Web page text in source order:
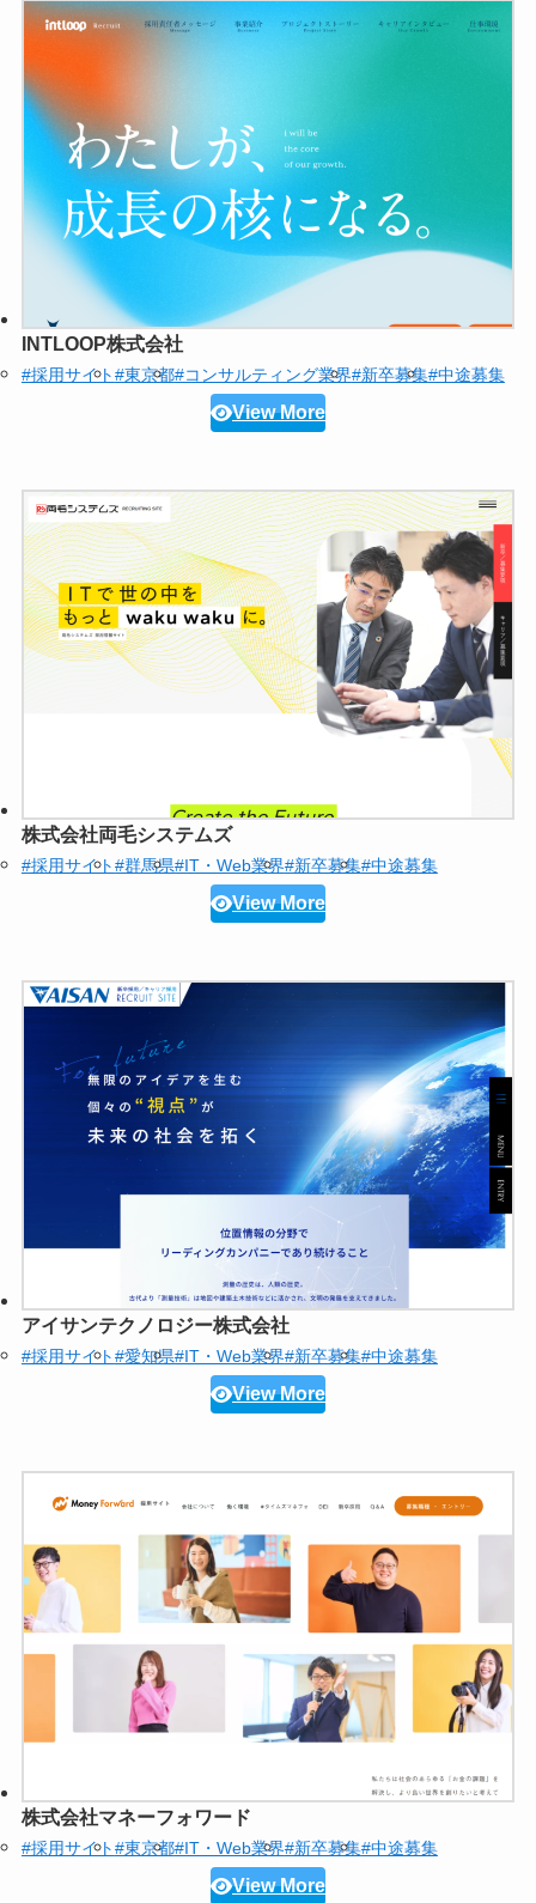
INTLOOP株式会社
#採用サイト#東京都#コンサルティング業界#新卒募集#中途募集
View More
株式会社両毛システムズ
#採用サイト#群馬県#IT・Web業界#新卒募集#中途募集
View More
アイサンテクノロジー株式会社
#採用サイト#愛知県#IT・Web業界#新卒募集#中途募集
View More
株式会社マネーフォワード
#採用サイト#東京都#IT・Web業界#新卒募集#中途募集
View More